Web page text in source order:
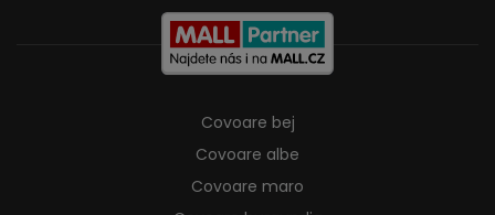
Covoare bej
Covoare albe
Covoare maro